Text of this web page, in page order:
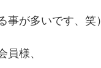
事が多いです、笑）
様、